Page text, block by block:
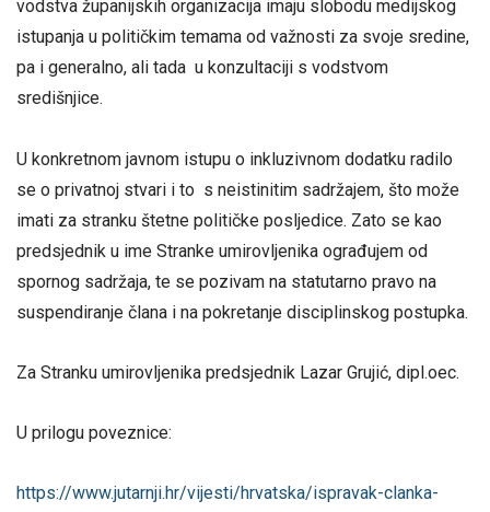
vodstva županijskih organizacija imaju slobodu medijskog
istupanja u političkim temama od važnosti za svoje sredine,
pa i generalno, ali tada u konzultaciji s vodstvom
središnjice.
U konkretnom javnom istupu o inkluzivnom dodatku radilo
se o privatnoj stvari i to s neistinitim sadržajem, što može
imati za stranku štetne političke posljedice. Zato se kao
predsjednik u ime Stranke umirovljenika ograđujem od
spornog sadržaja, te se pozivam na statutarno pravo na
suspendiranje člana i na pokretanje disciplinskog postupka.
Za Stranku umirovljenika predsjednik Lazar Grujić, dipl.oec.
U prilogu poveznice:
https://www.jutarnji.hr/vijesti/hrvatska/ispravak-clanka-